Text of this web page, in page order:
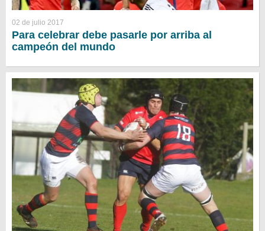
02 de julio 2017
Para celebrar debe pasarle por arriba al
campeón del mundo